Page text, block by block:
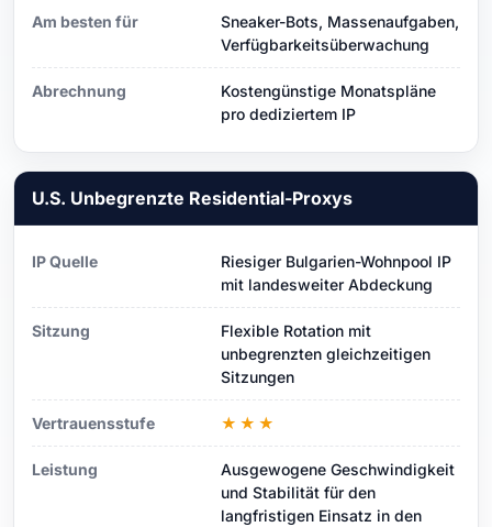
Am besten für
Sneaker-Bots, Massenaufgaben,
Verfügbarkeitsüberwachung
Abrechnung
Kostengünstige Monatspläne
pro dediziertem IP
U.S. Unbegrenzte Residential-Proxys
IP Quelle
Riesiger Bulgarien-Wohnpool IP
mit landesweiter Abdeckung
Sitzung
Flexible Rotation mit
unbegrenzten gleichzeitigen
Sitzungen
Vertrauensstufe ★★★
Leistung
Ausgewogene Geschwindigkeit
und Stabilität für den
langfristigen Einsatz in den